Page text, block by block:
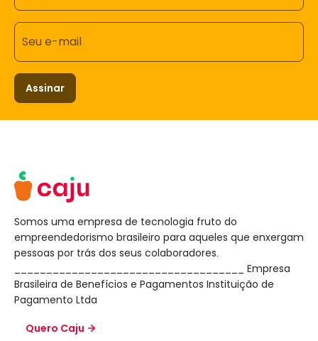
Seu e-mail
Assinar
Somos uma empresa de tecnologia fruto do
empreendedorismo brasileiro para aqueles que enxergam
pessoas por trás dos seus colaboradores.
____________________________________ Empresa
Brasileira de Benefícios e Pagamentos Instituição de
Pagamento Ltda
Quero Caju